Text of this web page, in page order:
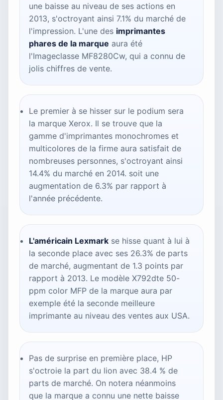
une baisse au niveau de ses actions en
2013, s'octroyant ainsi 7.1% du marché de
l'impression. L'une des imprimantes
phares de la marque aura été
l'Imageclasse MF8280Cw, qui a connu de
jolis chiffres de vente.
Le premier à se hisser sur le podium sera
la marque Xerox. Il se trouve que la
gamme d'imprimantes monochromes et
multicolores de la firme aura satisfait de
nombreuses personnes, s'octroyant ainsi
14.4% du marché en 2014. soit une
augmentation de 6.3% par rapport à
l'année précédente.
L'américain Lexmark se hisse quant à lui à
la seconde place avec ses 26.3% de parts
de marché, augmentant de 1.3 points par
rapport à 2013. Le modèle X792dte 50-
ppm color MFP de la marque aura par
exemple été la seconde meilleure
imprimante au niveau des ventes aux USA.
Pas de surprise en première place, HP
s'octroie la part du lion avec 38.4 % de
parts de marché. On notera néanmoins
que la marque a connu une nette baisse